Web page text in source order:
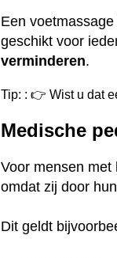
Een
geschikt voor
verminderen.
Tip: : 👉 Wist u dat
Medische
Voor mensen met
omdat zij door
Dit geldt